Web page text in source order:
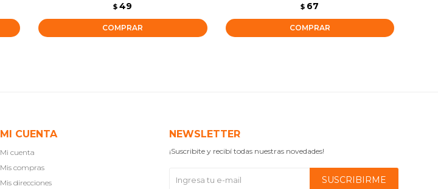
$ 49 $ 67
MI CUENTA
Mi cuenta
Mis compras
Mis direcciones
NEWSLETTER
¡Suscribite y recibí todas nuestras novedades!
SUSCRIBIRME